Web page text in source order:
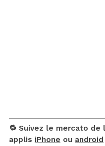
🔁 Suivez le mercato de
applis iPhone ou android